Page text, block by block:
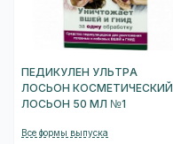
ПЕДИКУЛЕН УЛЬТРА
ЛОСЬОН КОСМЕТИЧЕСКИЙ
ЛОСЬОН 50 МЛ №1
Все формы выпуска